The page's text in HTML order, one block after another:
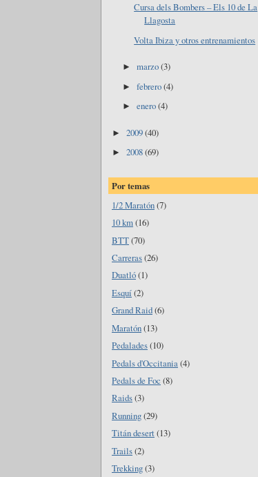
Cursa dels Bombers – Els 10 de La
Llagosta
Volta Ibiza y otros entrenamientos
►marzo(3)
►febrero(4)
►enero(4)
► 2009(40)
► 2008(69)
Por temas
1/2 Maratón(7)
10 km(16)
BTT(70)
Carreras(26)
Duatló(1)
Esquí(2)
Grand Raid(6)
Maratón(13)
Pedalades(10)
Pedals d'Occitania (4)
Pedals de Foc (8)
Raids(3)
Running(29)
Titán desert(13)
Trails(2)
Trekking(3)